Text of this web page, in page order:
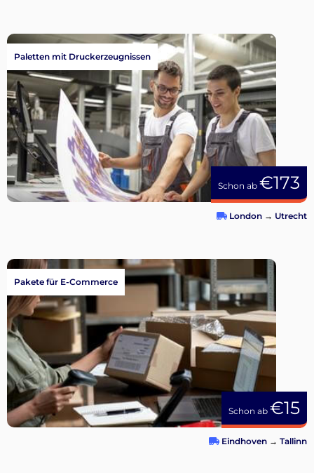
Schon ab €173
Paletten mit Druckerzeugnissen
London → Utrecht
Schon ab €15
Pakete für E-Commerce
Eindhoven → Tallinn